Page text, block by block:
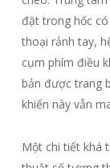
đặt trong hốc
thoại rảnh tay,
cụm phím điều
bản được trang
khiển này vẫn
Một chi tiết khá